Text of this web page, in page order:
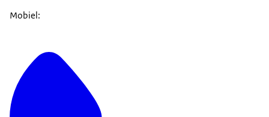
Mobiel: